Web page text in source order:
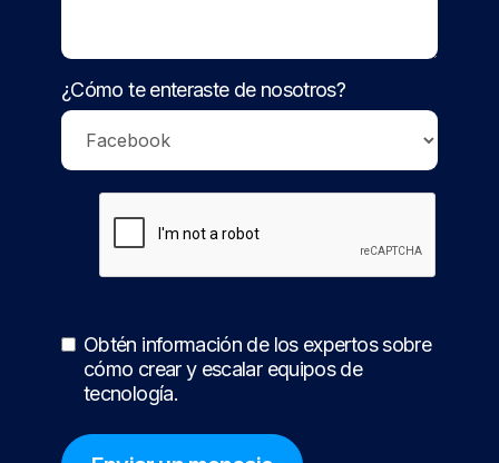
¿Cómo te enteraste de nosotros?
Obtén información de los expertos sobre
cómo crear y escalar equipos de
tecnología.